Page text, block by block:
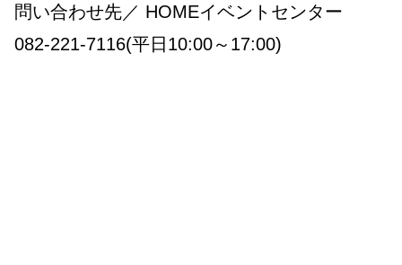
問い合わせ先／ HOMEイベントセンター
082-221-7116(平日10:00～17:00)